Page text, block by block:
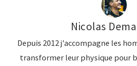
Nicolas
Depuis 2012 j'accompagne les
transformer leur physique pour